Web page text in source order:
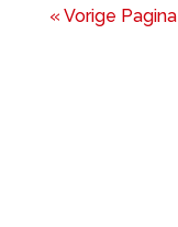
« Vorige Pagina